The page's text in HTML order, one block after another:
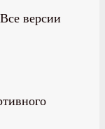
версии